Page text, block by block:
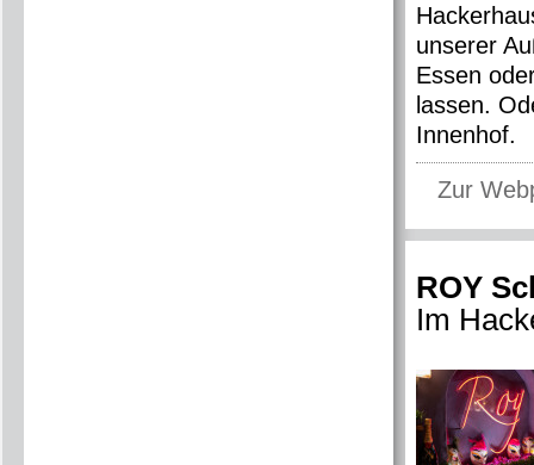
unserer
Essen
lassen.
Innenhof.
Zur
ROY
Im